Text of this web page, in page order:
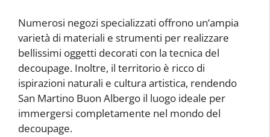
Numerosi negozi specializzati offrono un’ampia
varietà di materiali e strumenti per realizzare
bellissimi oggetti decorati con la tecnica del
decoupage. Inoltre, il territorio è ricco di
ispirazioni naturali e cultura artistica, rendendo
San Martino Buon Albergo il luogo ideale per
immergersi completamente nel mondo del
decoupage.